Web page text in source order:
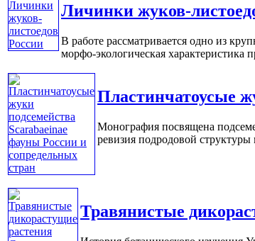
Личинки жуков-
В работе рассматривается одно из
морфо-экологическая
Пластинчатоусые
Монография посвящена
ревизия подродовой
Травянистые